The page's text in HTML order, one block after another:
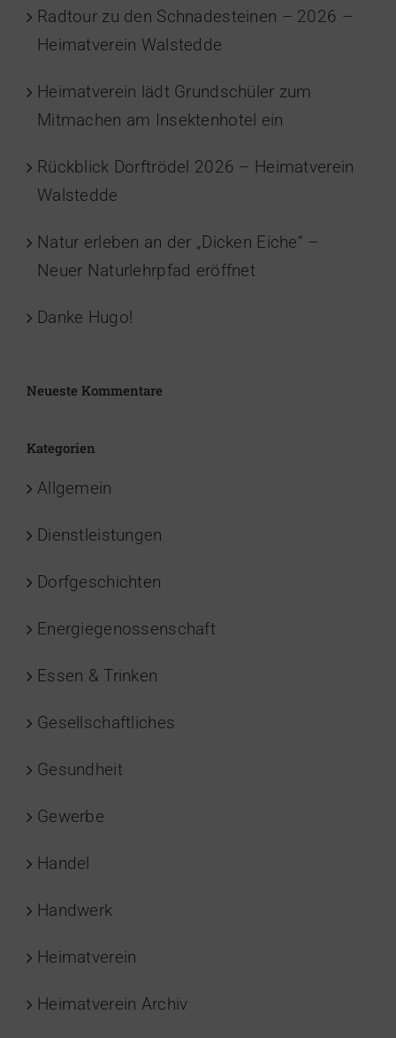
Radtour zu den Schnadesteinen – 2026 –
Heimatverein Walstedde
Heimatverein lädt Grundschüler zum
Mitmachen am Insektenhotel ein
Rückblick Dorftrödel 2026 – Heimatverein
Walstedde
Natur erleben an der „Dicken Eiche“ –
Neuer Naturlehrpfad eröffnet
Danke Hugo!
Neueste Kommentare
Kategorien
Allgemein
Dienstleistungen
Dorfgeschichten
Energiegenossenschaft
Essen & Trinken
Gesellschaftliches
Gesundheit
Gewerbe
Handel
Handwerk
Heimatverein
Heimatverein Archiv